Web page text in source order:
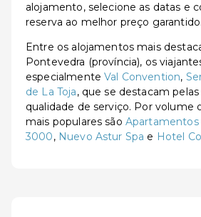
alojamento, selecione as datas e
reserva ao melhor preço garantido.
Entre os alojamentos mais
Pontevedra (província), os
especialmenteVal Convention,
de La Toja, que se destacam
qualidade de serviço. Por volume
mais populares são Apartamentos
3000, Nuevo Astur Spa e Hotel